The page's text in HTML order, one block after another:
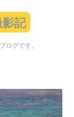
記
ログです。